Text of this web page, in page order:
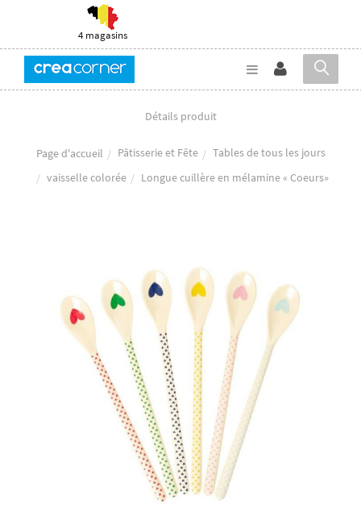
4 magasins
Détails produit
Page d'accueil Pâtisserie et Fête
Tables de tous les jours
vaisselle colorée
Longue cuillère en mélamine « Coeurs»